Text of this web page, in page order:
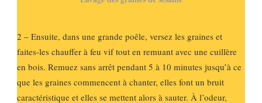
2 – Ensuite, dans une grande poêle, versez les graines et
faites-les chauffer à feu vif tout en remuant avec une cuillère
en bois. Remuez sans arrêt pendant 5 à 10 minutes jusqu’à ce
que les graines commencent à chanter, elles font un bruit
caractéristique et elles se mettent alors à sauter. À l’odeur,